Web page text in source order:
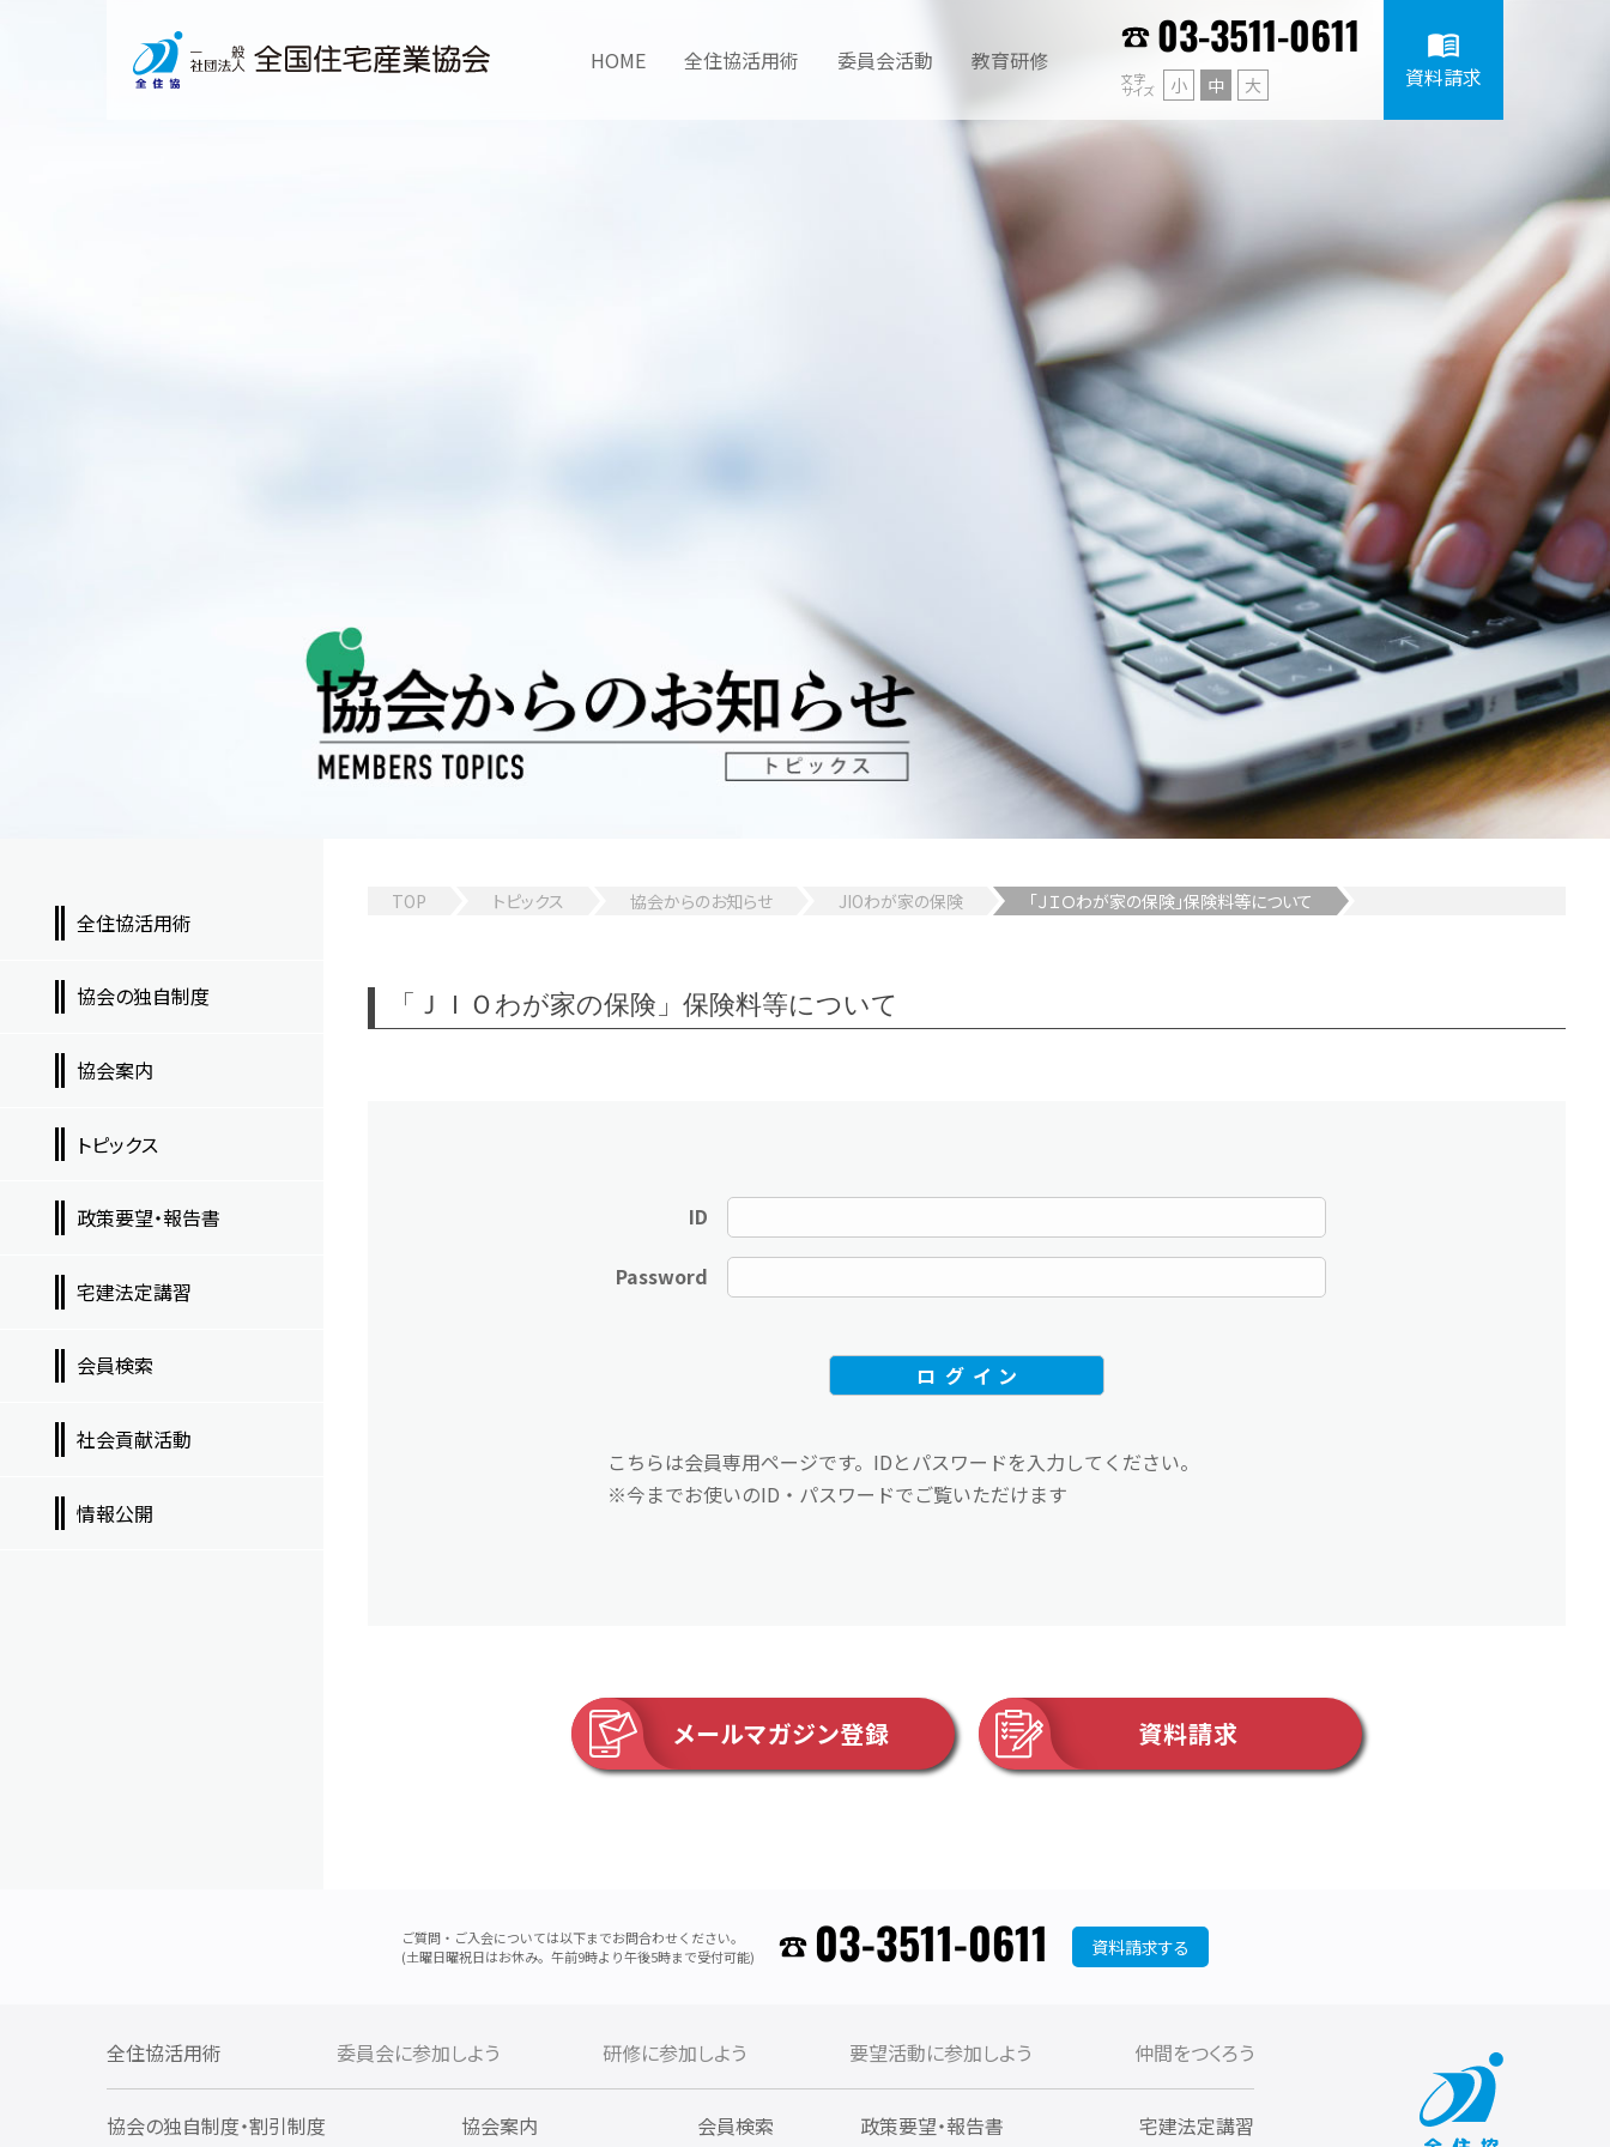
HOME 全住協活用術 委員会活動 教育研修 03-3511-0611
文字
サイズ 小 中 大
menu_book
資料請求
TOP トピックス 協会からのお知らせ JIOわが家の保険 「ＪＩＯわが家の保険」保険料等について
「ＪＩＯわが家の保険」保険料等について
ID
Password
こちらは会員専用ページです。IDとパスワードを入力してください。
※今までお使いのID・パスワードでご覧いただけます
メールマガジン登録 資料請求
全住協活用術
協会の独自制度
協会案内
トピックス
政策要望・報告書
宅建法定講習
会員検索
社会貢献活動
情報公開
ご質問・ご入会については以下までお問合わせください。
(土曜日曜祝日はお休み。午前9時より午後5時まで受付可能)
03-3511-0611 資料請求する
全住協活用術 委員会に参加しよう 研修に参加しよう 要望活動に参加しよう 仲間をつくろう
協会の独自制度・割引制度 協会案内 会員検索 政策要望・報告書 宅建法定講習